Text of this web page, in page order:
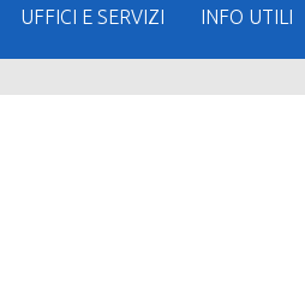
UFFICI E SERVIZI INFO UTILI